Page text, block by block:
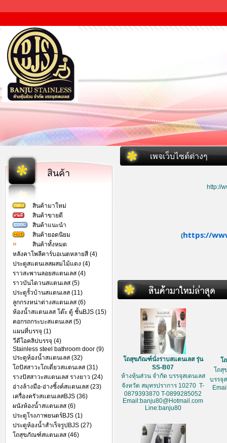
สินค้า
สินค้ามาใหม่
สินค้าขายดี
สินค้าแนะนำ
สินค้ายอดนิยม
สินค้าทั้งหมด
หลังคาโพลีคาร์บอเนตหลายสี (4)
ประตูสแตนเลสผสมไม้แดง (4)
ราวสะพานลอยสแตนเลส (4)
ราวบันไดวนสแตนเลส (5)
ประตูรั้วบ้านสแตนเลส (11)
ลูกกรงหน่าต่างสแตนเลส (6)
ห้องน้ำสแตนเลส โต๊ะ ตู้ ชั้นBJS (15)
คอกรถกระบะสแตนเลส (5)
แผนที่บรรจุ (1)
วีดีโอคลิปบรรจุ (4)
Stainless steel bathroom door (9)
ประตูห้องน้ำสแตนเลส (32)
โถปัสสาวะโถเดี่ยวสแตนเลส (31)
รางปัสสาวะสแตนเลส รางยาว (24)
อ่างล้างมือ-อ่างซิ้งค์สแตนเลส (23)
เครื่องครัวสแตนเลสBJS (36)
ผนังห้องน้ำสแตนเลส (6)
ประตูโรงภาพยนตร์BJS (1)
ประตูห้องน้ำสำเร็จรูปBJS (27)
โถสุขภัณฑ์สแตนเลส (46)
เพจเว็บไซต์ต่างๆ
http://
(https://
โถสุขภัณฑ์นั่งราบสแตนเลส รุ่น
SS-B07
ห้างหุ้นส่วน จำกัด บรรจุสเตนเลส
จังหวัด สมุทรปราการ 10270 T-
0879393870 T-0899285052
Email:banju80@Hotmail.com
Line:banju80
โ
โถสุ
บรรจุ